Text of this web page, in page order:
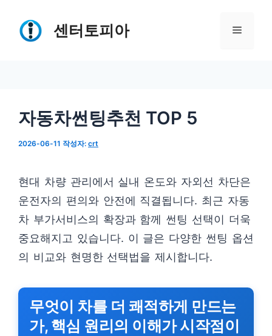
센터토피아 메
자동차썬팅추천 TOP 5
2026-06-11 작성자: crt
현대 차량 관리에서 실내 온도와 자외선 차단은
운전자의 편의와 안전에 직결됩니다. 최근 자동
차 부가서비스의 확장과 함께 썬팅 선택이 더욱
중요해지고 있습니다. 이 글은 다양한 썬팅 옵션
의 비교와 현명한 선택법을 제시합니다.
무엇이 차를 더 쾌적하게 만드는
가, 핵심 원리의 이해가 시작점이